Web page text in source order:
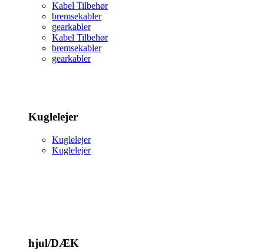
Kabel Tilbehør
bremsekabler
gearkabler
Kabel Tilbehør
bremsekabler
gearkabler
Kuglelejer
Kuglelejer
Kuglelejer
hjul/DÆK